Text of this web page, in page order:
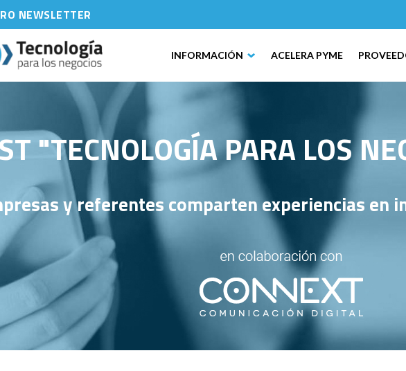
NEWSLETTER
INFORMACIÓN ACELERA PYME
"TECNOLOGÍA PARA LOS
y referentes comparten experiencias en